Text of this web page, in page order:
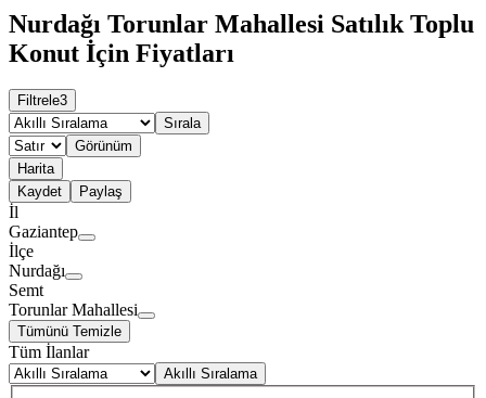
Nurdağı Torunlar Mahallesi Satılık Toplu
Konut İçin Fiyatları
Filtrele3
Sırala
Görünüm
Harita
Kaydet
Paylaş
İl
Gaziantep
İlçe
Nurdağı
Semt
Torunlar Mahallesi
Tümünü Temizle
Tüm İlanlar
Akıllı Sıralama